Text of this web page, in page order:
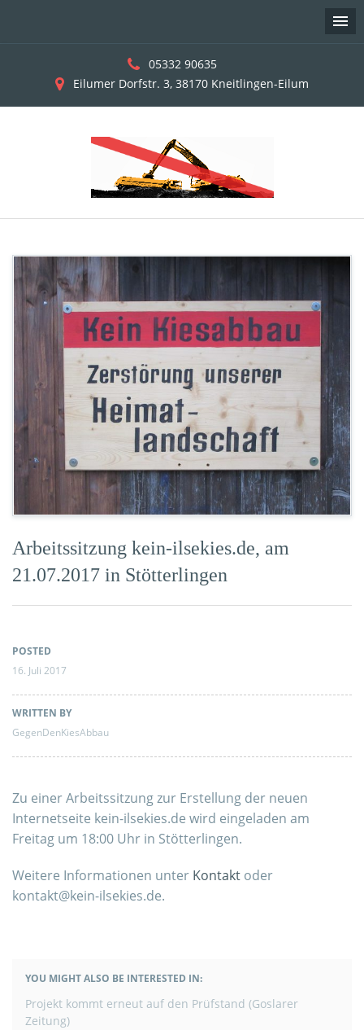
05332 90635
Eilumer Dorfstr. 3, 38170 Kneitlingen-Eilum
content
Arbeitssitzung kein-ilsekies.de, am
21.07.2017 in Stötterlingen
POSTED
16. Juli 2017
WRITTEN BY
GegenDenKiesAbbau
Zu einer Arbeitssitzung zur Erstellung der neuen
Internetseite kein-ilsekies.de wird eingeladen am
Freitag um 18:00 Uhr in Stötterlingen.
Weitere Informationen unter Kontakt oder
kontakt@kein-ilsekies.de.
YOU MIGHT ALSO BE INTERESTED IN:
BEITRAGSNAVIGATION
Projekt kommt erneut auf den Prüfstand (Goslarer
Zeitung)